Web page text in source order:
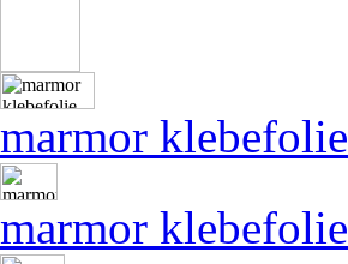
marmor klebefolie
marmor klebefolie